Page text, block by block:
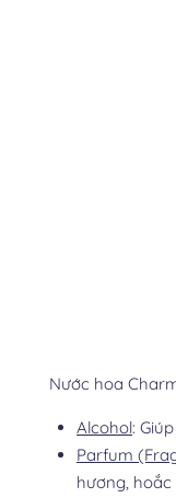
Nước hoa
Alcohol:
Parfum
hương,